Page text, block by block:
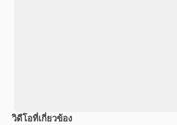
วิดีโอที่เกี่ยวข้อง